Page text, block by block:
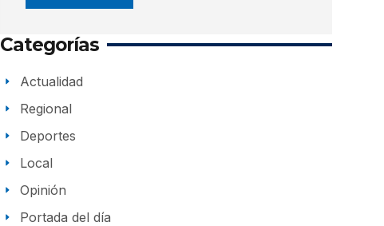
Categorías
Actualidad
Regional
Deportes
Local
Opinión
Portada del día